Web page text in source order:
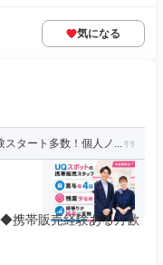
気になる
スタート多数！個人ノ...
携帯販売経験ある方歓